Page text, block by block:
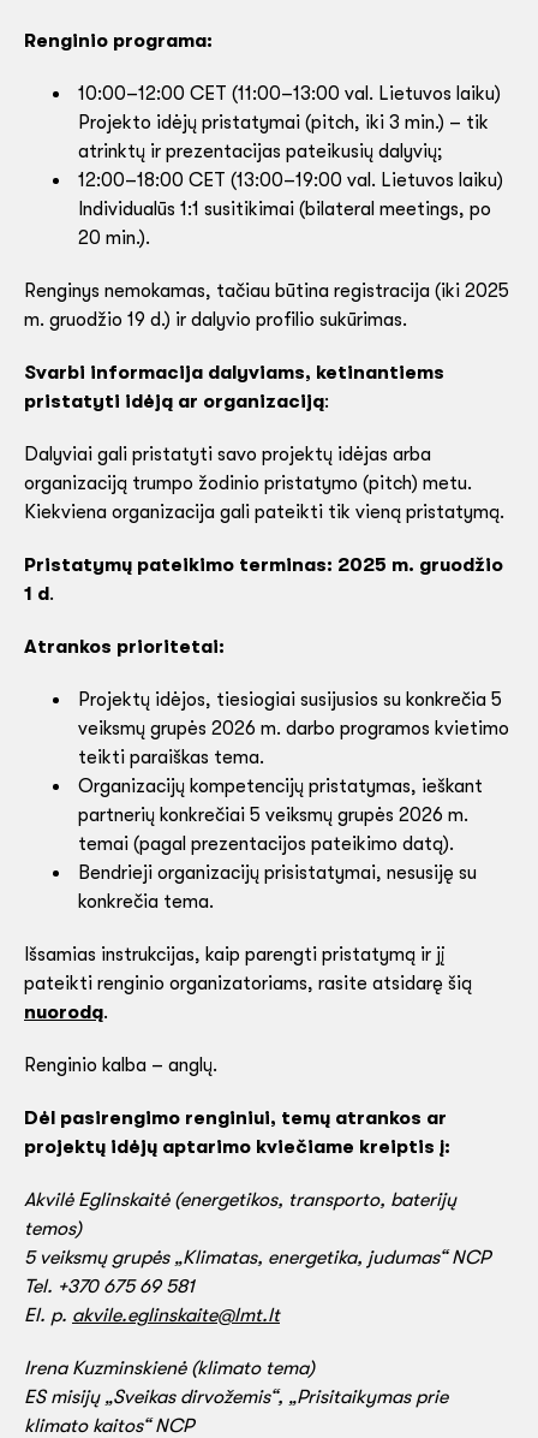
Renginio programa:
10:00–12:00 CET (11:00–13:00 val. Lietuvos laiku)
Projekto idėjų pristatymai (pitch, iki 3 min.) – tik
atrinktų ir prezentacijas pateikusių dalyvių;
12:00–18:00 CET (13:00–19:00 val. Lietuvos laiku)
Individualūs 1:1 susitikimai (bilateral meetings, po
20 min.).
Renginys nemokamas, tačiau būtina registracija (iki 2025
m. gruodžio 19 d.) ir dalyvio profilio sukūrimas.
Svarbi informacija dalyviams, ketinantiems
pristatyti idėją ar organizaciją:
Dalyviai gali pristatyti savo projektų idėjas arba
organizaciją trumpo žodinio pristatymo (pitch) metu.
Kiekviena organizacija gali pateikti tik vieną pristatymą.
Pristatymų pateikimo terminas: 2025 m. gruodžio
1 d.
Atrankos prioritetai:
Projektų idėjos, tiesiogiai susijusios su konkrečia 5
veiksmų grupės 2026 m. darbo programos kvietimo
teikti paraiškas tema.
Organizacijų kompetencijų pristatymas, ieškant
partnerių konkrečiai 5 veiksmų grupės 2026 m.
temai (pagal prezentacijos pateikimo datą).
Bendrieji organizacijų prisistatymai, nesusiję su
konkrečia tema.
Išsamias instrukcijas, kaip parengti pristatymą ir jį
pateikti renginio organizatoriams, rasite atsidarę šią
nuorodą.
Renginio kalba – anglų.
Dėl pasirengimo renginiui, temų atrankos ar
projektų idėjų aptarimo kviečiame kreiptis į:
Akvilė Eglinskaitė (energetikos, transporto, baterijų
temos)
5 veiksmų grupės „Klimatas, energetika, judumas“ NCP
Tel. +370 675 69 581
El. p. akvile.eglinskaite@lmt.lt
Irena Kuzminskienė (klimato tema)
ES misijų „Sveikas dirvožemis“, „Prisitaikymas prie
klimato kaitos“ NCP